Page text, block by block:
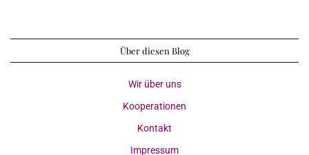
Über diesen Blog
Wir über uns
Kooperationen
Kontakt
Impressum